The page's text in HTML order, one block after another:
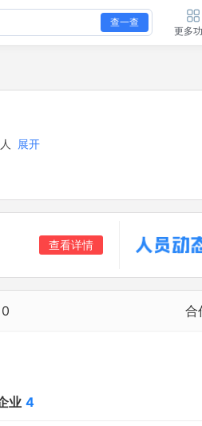
查一查
更多
展开
查看详情
0 合
业 4